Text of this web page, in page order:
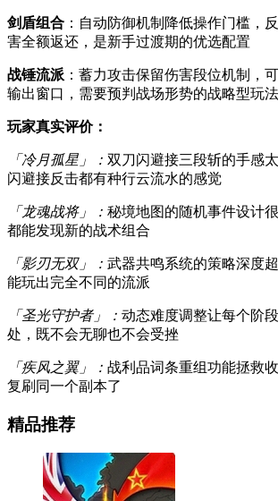
剑盾组合 ：自动防御机制降低操作门槛，
害全额返还，是新手过渡期的优选配置
战锤流派 ：蓄力攻击保留伤害段位机制，
输出窗口，需要预判战场形势的战略型玩法
玩家真实评价：
「冷月孤星」： 双刀闪避接三段斩的手感
闪避接反击都有种行云流水的感觉
「龙魂战将」： 秘境地图的随机事件设计
都能发现新的战术组合
「影刃无双」： 武器共鸣系统的策略深度
能玩出完全不同的流派
「圣光守护者」： 动态难度调整让每个阶
处，既不会无聊也不会受挫
「疾风之翼」： 战利品词条重组功能拯救
复刷同一个副本了
精品推荐